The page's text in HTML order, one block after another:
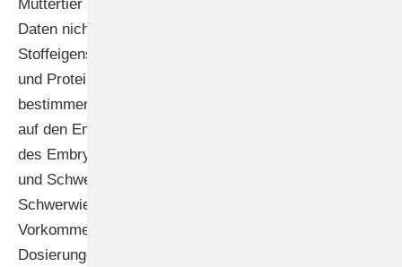
Muttertier und bei Embryonen/Föten. Liegen solche
Daten nicht vor, spielt die Beurteilung spezifischer
Stoffeigenschaften wie Molekülgröße, Lipidlöslichkeit
und Proteinbindung eine wesentliche Rolle. Diese
bestimmen den Übergang des Stoffes von der Mutter
auf den Embryo/Fötus und damit die innere Belastung
des Embryos/Fötus. Wichtige Faktoren sind auch Art
und Schweregrad der beobachteten Befunde.
Schwerwiegende Effekte, wie das vermehrte
Vorkommen spezifischer Fehlbildungen bei
Dosierungen ohne gleichzeitige maternale Toxizität,